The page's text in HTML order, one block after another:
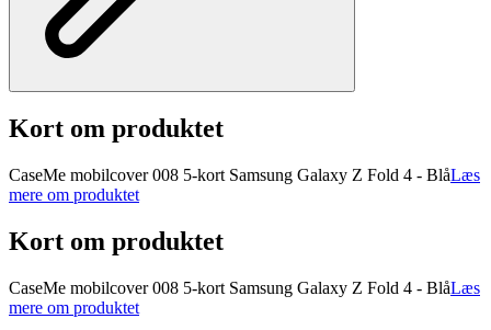
Kort om produktet
CaseMe mobilcover 008 5-kort Samsung Galaxy Z Fold 4 - BlåLæs
mere om produktet
Kort om produktet
CaseMe mobilcover 008 5-kort Samsung Galaxy Z Fold 4 - BlåLæs
mere om produktet